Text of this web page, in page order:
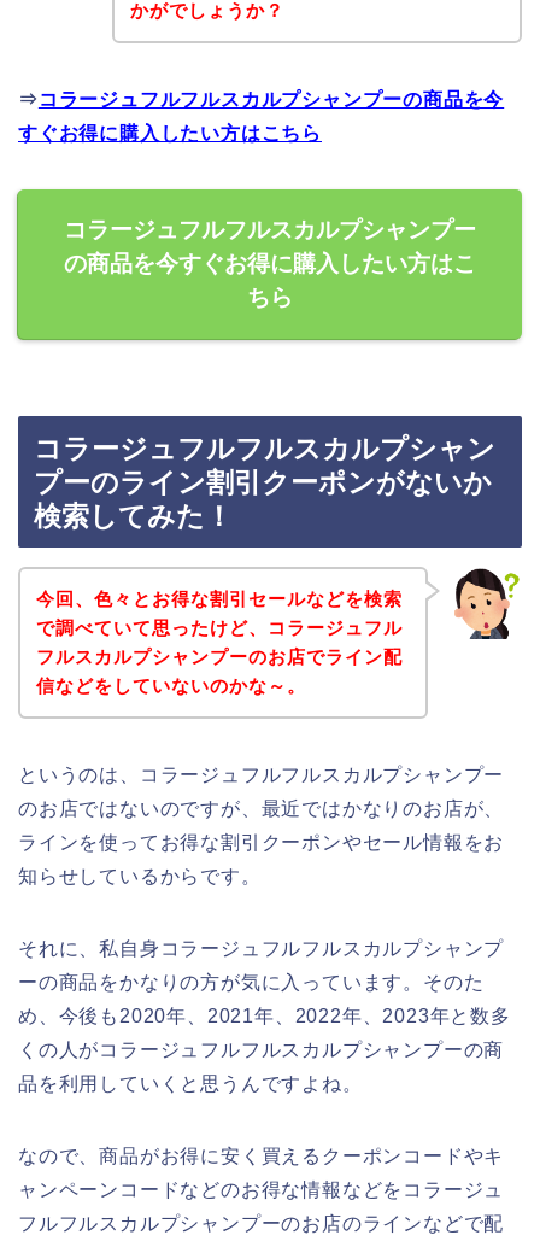
かがでしょうか？
⇒ コラージュフルフルスカルプシャンプーの商品を今
すぐお得に購入したい方はこちら
コラージュフルフルスカルプシャンプー
の商品を今すぐお得に購入したい方はこ
ちら
コラージュフルフルスカルプシャン
プーのライン割引クーポンがないか
検索してみた！
今回、色々とお得な割引セールなどを検索
で調べていて思ったけど、コラージュフル
フルスカルプシャンプーのお店でライン配
信などをしていないのかな～。
というのは、コラージュフルフルスカルプシャンプー
のお店ではないのですが、最近ではかなりのお店が、
ラインを使ってお得な割引クーポンやセール情報をお
知らせしているからです。
それに、私自身コラージュフルフルスカルプシャンプ
ーの商品をかなりの方が気に入っています。そのた
め、今後も2020年、2021年、2022年、2023年と数多
くの人がコラージュフルフルスカルプシャンプーの商
品を利用していくと思うんですよね。
なので、商品がお得に安く買えるクーポンコードやキ
ャンペーンコードなどのお得な情報などをコラージュ
フルフルスカルプシャンプーのお店のラインなどで配